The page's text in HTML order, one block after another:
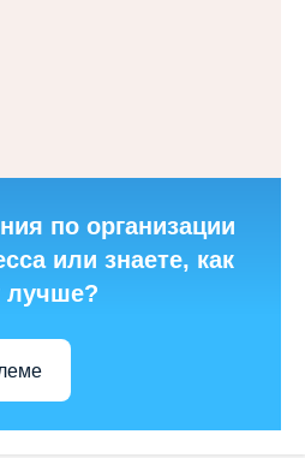
по организации
или знаете, как
лучше?